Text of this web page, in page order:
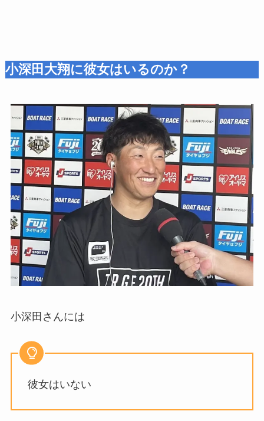
小深田大翔に彼女はいるのか？
小深田さんには
彼女はいない